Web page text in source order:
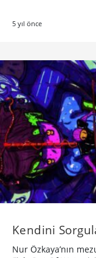
5 yıl önce
Kendini
Nur Özkaya’nın